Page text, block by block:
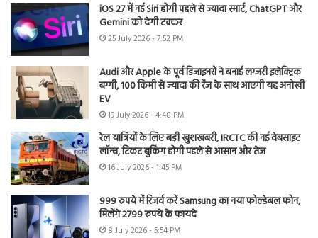
iOS 27 में नई Siri होगी पहले से ज्यादा स्मार्ट, ChatGPT और
Gemini को देगी टक्कर
25 July 2026 - 7:52 PM
Audi और Apple के पूर्व डिजाइनरों ने बनाई लग्जरी इलेक्ट्रिक
बग्गी, 100 किमी से ज्यादा की रेंज के साथ आएगी यह अनोखी
EV
19 July 2026 - 4:48 PM
रेल यात्रियों के लिए बड़ी खुशखबरी, IRCTC की नई वेबसाइट
लॉन्च, टिकट बुकिंग होगी पहले से आसान और तेज
16 July 2026 - 1:45 PM
999 रुपये में रिजर्व करें Samsung का नया फोल्डेबल फोन,
मिलेंगे 2799 रुपये के फायदे
8 July 2026 - 5:54 PM